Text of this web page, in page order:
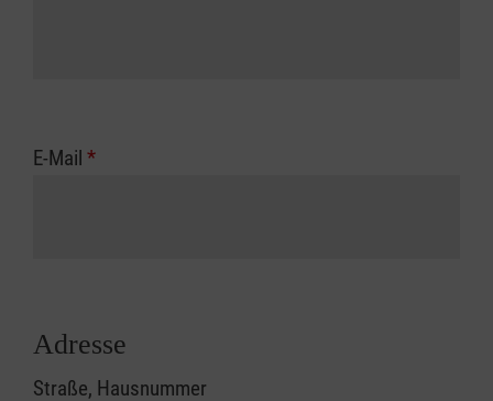
E-Mail *
Adresse
Straße, Hausnummer